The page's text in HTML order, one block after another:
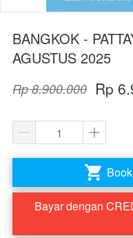
BANGKOK -
AGUSTUS 2025
Rp 8.900.000 Rp
`
Bayar dengan